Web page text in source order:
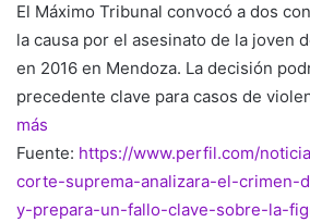
El Máximo Tribunal convocó a dos
la causa por el asesinato de la joven
en 2016 en Mendoza. La decisión
precedente clave para casos de
más
Fuente: https://www.perfil.com/
corte-suprema-analizara-el-crimen-
y-prepara-un-fallo-clave-sobre-la-